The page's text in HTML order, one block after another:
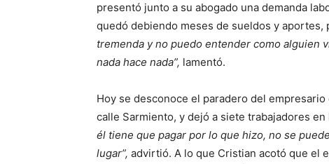
presentó junto a su abogado una demanda
quedó debiendo meses de sueldos y aportes,
tremenda y no puedo entender como alguien
nada hace nada”, lamentó.
Hoy se desconoce el paradero del
calle Sarmiento, y dejó a siete trabajadores
él tiene que pagar por lo que hizo, no se
lugar”, advirtió. A lo que Cristian acotó que el